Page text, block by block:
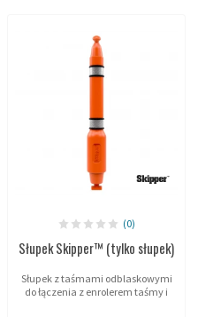
(0)
Słupek Skipper™ (tylko słupek)
Słupek z taśmami odblaskowymi
do łączenia z enrolerem taśmy i